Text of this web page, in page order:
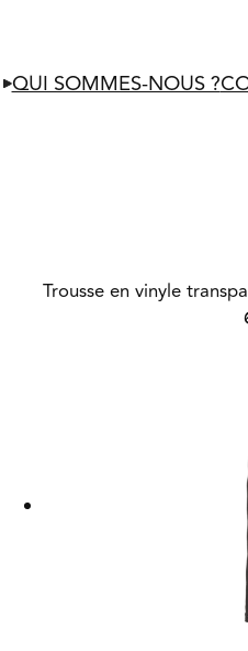
QUI SOMMES-NOUS ?
Trousse en vinyle